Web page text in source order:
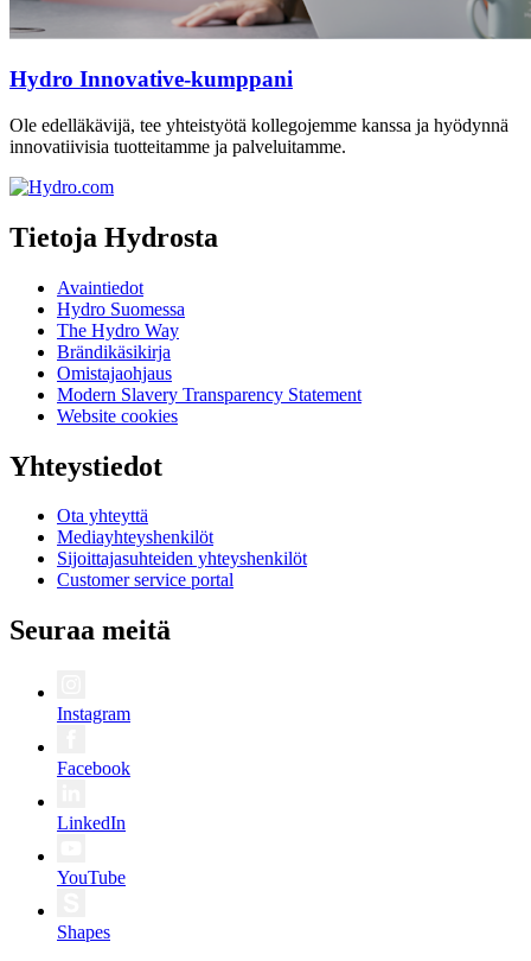
Hydro Innovative-kumppani
Ole edelläkävijä, tee yhteistyötä kollegojemme kanssa ja hyödynnä
innovatiivisia tuotteitamme ja palveluitamme.
Tietoja Hydrosta
Avaintiedot
Hydro Suomessa
The Hydro Way
Brändikäsikirja
Omistajaohjaus
Modern Slavery Transparency Statement
Website cookies
Yhteystiedot
Ota yhteyttä
Mediayhteyshenkilöt
Sijoittajasuhteiden yhteyshenkilöt
Customer service portal
Seuraa meitä
Instagram
Facebook
LinkedIn
YouTube
Shapes